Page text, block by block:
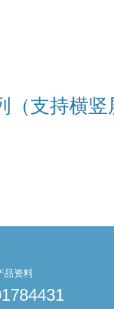
（支持横竖
品资料